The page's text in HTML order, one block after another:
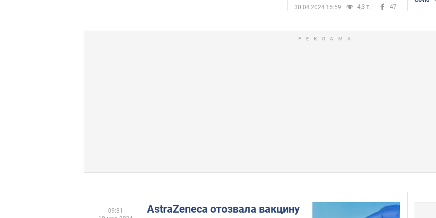
30.04.2024 15:59
4,3 т. 47
AstraZeneca отозвала вакцину
09:31